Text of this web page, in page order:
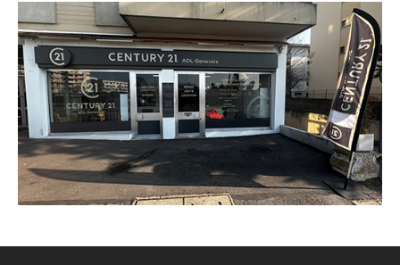
CENTURY 21 ADL Genevois
17 route d'Etrembières
ANNEMASSE - 74100
Envoyer un message
Téléphoner à l'agence